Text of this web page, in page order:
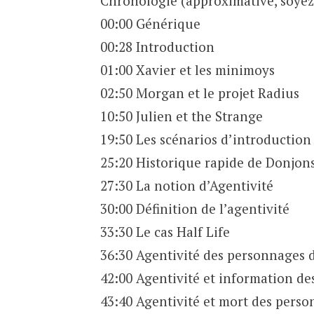
00:00 Générique
00:28 Introduction
01:00 Xavier et les minimoys
02:50 Morgan et le projet Radius
10:50 Julien et the Strange
19:50 Les scénarios
25:20 Historique rapide de
27:30 La notion d’Agentivité
30:00 Définition de l’agentivité
33:30 Le cas Half Life
36:30 Agentivité des personnages
42:00 Agentivité et information
43:40 Agentivité et mort des